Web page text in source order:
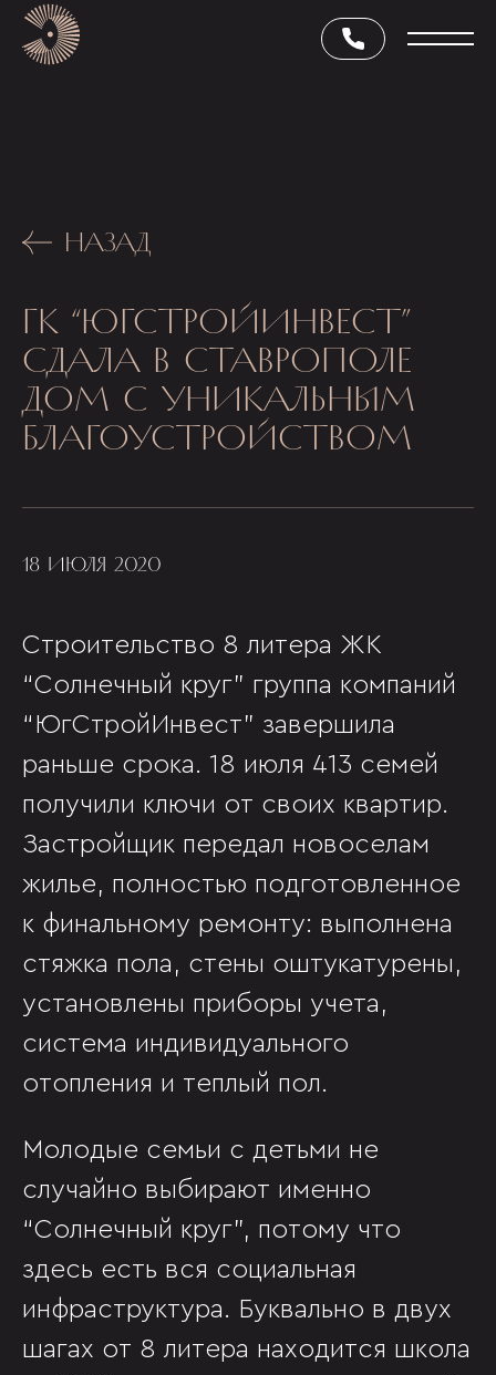
НАЗАД
ГК “ЮГСТРОЙИНВЕСТ”
СДАЛА В СТАВРОПОЛЕ
ДОМ С УНИКАЛЬНЫМ
БЛАГОУСТРОЙСТВОМ
18 ИЮЛЯ 2020
Строительство 8 литера ЖК
“Солнечный круг” группа компаний
“ЮгСтройИнвест” завершила
раньше срока. 18 июля 413 семей
получили ключи от своих квартир.
Застройщик передал новоселам
жилье, полностью подготовленное
к финальному ремонту: выполнена
стяжка пола, стены оштукатурены,
установлены приборы учета,
система индивидуального
отопления и теплый пол.
Молодые семьи с детьми не
случайно выбирают именно
“Солнечный круг”, потому что
здесь есть вся социальная
инфраструктура. Буквально в двух
шагах от 8 литера находится школа